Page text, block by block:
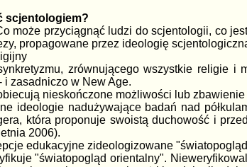
scjentologiem?
może przyciągnąć ludzi do scjentologii, co
propagowane przez ideologię
zrównującego wszystkie religie
i zasadniczo w New Age.
nieskończone możliwości lub zbawienie
ideologie nadużywające badań nad
która proponuje swoistą duchowość i
2006).
edukacyjne zideologizowane
"światopogląd orientalny".